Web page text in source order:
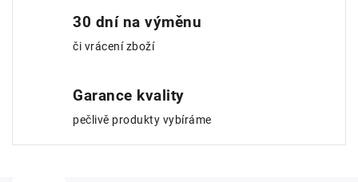
30 dní na výměnu
či vrácení zboží
Garance kvality
pečlivě produkty vybíráme